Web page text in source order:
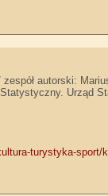
autorski:
Urząd
turystyka-sport/